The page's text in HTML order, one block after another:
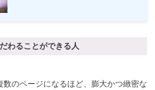
わることができる人
数のページになるほど、膨大かつ緻密な